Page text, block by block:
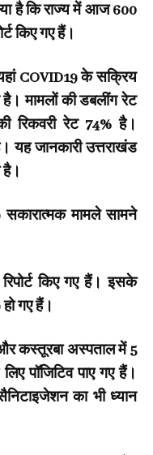
है कि राज्य में आज 600
किए गए हैं।
COVID19 के सक्रिय
मामलों की डबलींग रेट
रिकवरी रेट 74% है।
यह जानकारी उत्तराखंड
है।
मामले सामने
किए गए हैं। इसके
गए हैं।
कस्तूरबा अस्पताल में 5
पॉजिटिव पाए गए हैं।
का भी ध्यान